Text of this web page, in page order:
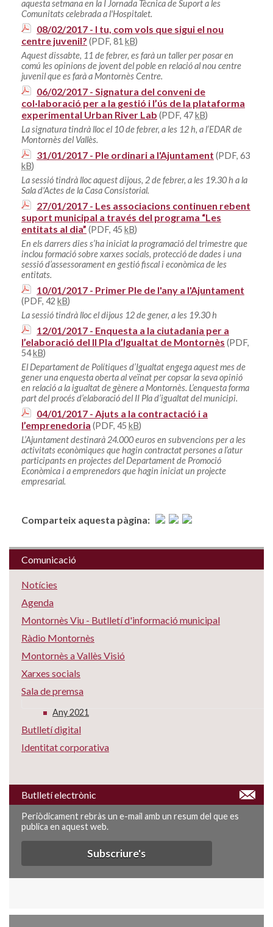
aquesta setmana en la I Jornada Tècnica de Suport a les
Comunitats celebrada a l'Hospitalet.
08/02/2017 - I tu, com vols que sigui el nou
centre juvenil? (PDF, 81 kB)
Aquest dissabte, 11 de febrer, es farà un taller per posar en
comú les opinions de jovent del poble en relació al nou centre
juvenil que es farà a Montornès Centre.
06/02/2017 - Signatura del conveni de
col·laboració per a la gestió i l’ús de la plataforma
experimental Urban River Lab (PDF, 47kB)
La signatura tindrà lloc el 10 de febrer, a les 12 h, a l’EDAR de
Montornès del Vallès.
31/01/2017 - Ple ordinari a l'Ajuntament (PDF, 63
kB)
La sessió tindrà lloc aquest dijous, 2 de febrer, a les 19.30 h a la
Sala d'Actes de la Casa Consistorial.
27/01/2017 - Les associacions continuen rebent
suport municipal a través del programa “Les
entitats al dia” (PDF, 45 kB)
En els darrers dies s’ha iniciat la programació del trimestre que
inclou formació sobre xarxes socials, protecció de dades i una
sessió d’assessorament en gestió fiscal i econòmica de les
entitats.
10/01/2017 - Primer Ple de l'any a l'Ajuntament
(PDF, 42 kB)
La sessió tindrà lloc el dijous 12 de gener, a les 19.30 h
12/01/2017 - Enquesta a la ciutadania per a
l’elaboració del II Pla d’Igualtat de Montornès (PDF,
54kB)
El Departament de Polítiques d’Igualtat engega aquest mes de
gener una enquesta oberta al veïnat per copsar la seva opinió
en relació a la igualtat de gènere a Montornès. L’enquesta forma
part del procés d’elaboració del II Pla d’igualtat del municipi.
04/01/2017 - Ajuts a la contractació i a
l’emprenedoria (PDF, 45 kB)
L’Ajuntament destinarà 24.000 euros en subvencions per a les
activitats econòmiques que hagin contractat persones a l’atur
participants en projectes del Departament de Promoció
Econòmica i a emprenedors que hagin iniciat un projecte
empresarial.
Comparteix aquesta pàgina:
Comunicació
Notícies
Agenda
Montornès Viu - Butlletí d'informació municipal
Ràdio Montornès
Montornès a Vallès Visió
Xarxes socials
Sala de premsa
Any 2021
Butlletí digital
Identitat corporativa
Butlletí electrònic
Periòdicament rebràs un e-mail amb un resum del que es
publica en aquest web.
Subscriure's